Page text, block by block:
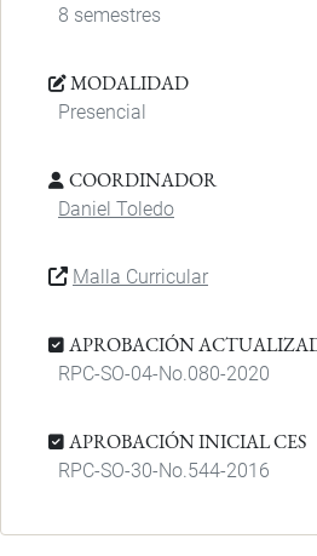
8 semestres
MODALIDAD
Presencial
COORDINADOR
Daniel Toledo
Malla Curricular
APROBACIÓN
RPC-SO-04-No.080-2020
APROBACIÓN INICIAL CES
RPC-SO-30-No.544-2016